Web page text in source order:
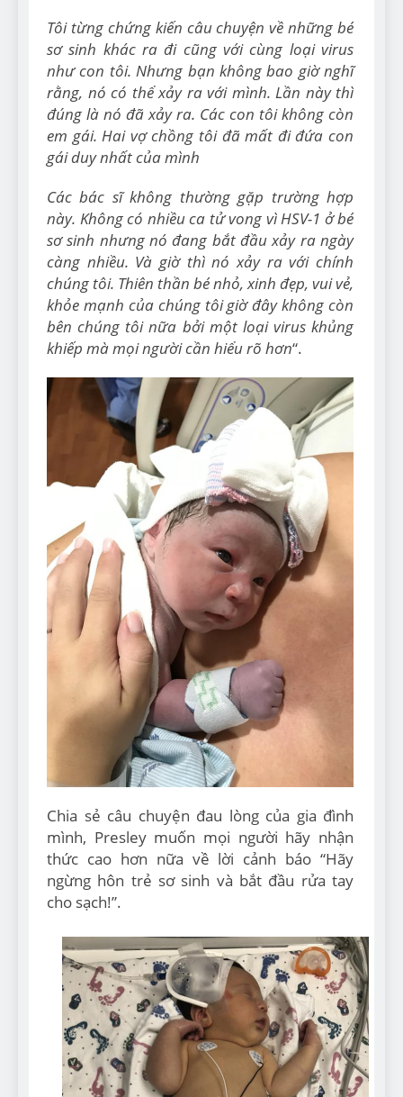
Tôi từng chứng kiến câu chuyện về những bé
sơ sinh khác ra đi cũng với cùng loại virus
như con tôi. Nhưng bạn không bao giờ nghĩ
rằng, nó có thể xảy ra với mình. Lần này thì
đúng là nó đã xảy ra. Các con tôi không còn
em gái. Hai vợ chồng tôi đã mất đi đứa con
gái duy nhất của mình
Các bác sĩ không thường gặp trường hợp
này. Không có nhiều ca tử vong vì HSV-1 ở bé
sơ sinh nhưng nó đang bắt đầu xảy ra ngày
càng nhiều. Và giờ thì nó xảy ra với chính
chúng tôi. Thiên thần bé nhỏ, xinh đẹp, vui vẻ,
khỏe mạnh của chúng tôi giờ đây không còn
bên chúng tôi nữa bởi một loại virus khủng
khiếp mà mọi người cần hiểu rõ hơn“.
Chia sẻ câu chuyện đau lòng của gia đình
mình, Presley muốn mọi người hãy nhận
thức cao hơn nữa về lời cảnh báo “Hãy
ngừng hôn trẻ sơ sinh và bắt đầu rửa tay
cho sạch!”.